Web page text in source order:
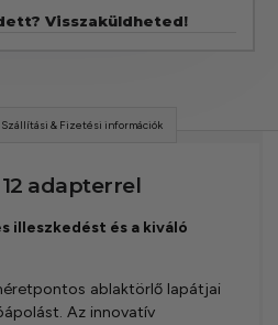
Visszaküldheted!
Szállítási & Fizetési információk
adapterrel
illeszkedést és a kiváló
ablaktörlő lapátjai
Az innovatív